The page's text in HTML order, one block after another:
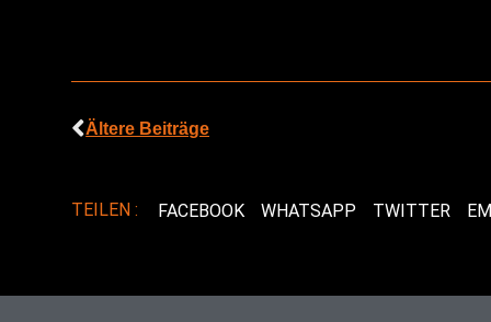
Ältere Beiträge
TEILEN : FACEBOOK WHATSAPP TWITTER